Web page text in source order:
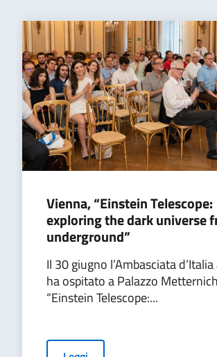
Vienna, “Einstein Telescope:
exploring the dark universe
underground”
Il 30 giugno l’Ambasciata
ha ospitato a Palazzo
“Einstein Telescope:...